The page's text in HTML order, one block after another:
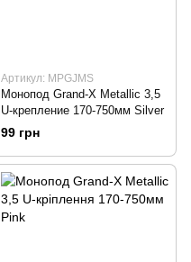
Артикул: MPGJMS
Монопод Grand-X Metallic 3,5
U-крепление 170-750мм Silver
99 грн